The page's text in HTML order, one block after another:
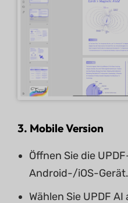
3. Mobile Version
Öffnen Sie die
Android-/iOS-Gerät.
Wählen Sie UPDF